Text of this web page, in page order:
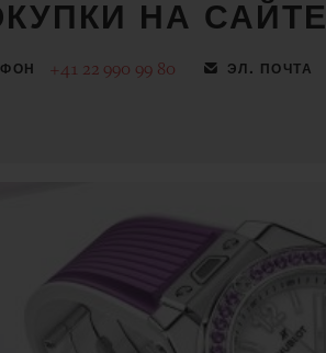
НА САЙТЕ
+41 22 990 99 80 ЭЛ. ПОЧТА